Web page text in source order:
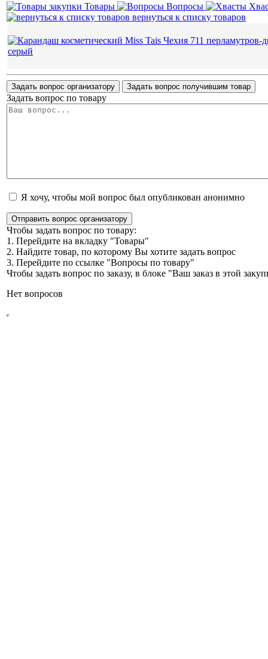
Товары Вопросы
вернуться к списку товаров
Задать вопрос организатору Задать вопрос получившим товар
Задать вопрос по товару
Я хочу, чтобы мой вопрос был опубликован анонимно
Отправить вопрос организатору
Чтобы задать вопрос по товару:
1. Перейдите на вкладку "Товары"
2. Найдите товар, по которому Вы хотите задать вопрос
3. Перейдите по ссылке "Вопросы по товару"
Чтобы задать вопрос по заказу, в блоке "Ваш заказ в этой
Нет вопросов